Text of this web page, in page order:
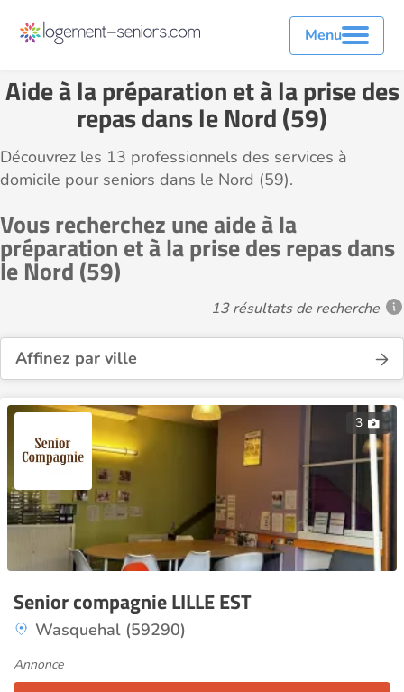
Menu
Aide à la préparation et à la prise des
repas dans le Nord (59)
Découvrez les 13 professionnels des services à
domicile pour seniors dans le Nord (59).
Vous recherchez une aide à la
préparation et à la prise des repas dans
le Nord (59)
13 résultats de recherche
Affinez par ville
3
Senior compagnie LILLE EST
Wasquehal (59290)
Annonce